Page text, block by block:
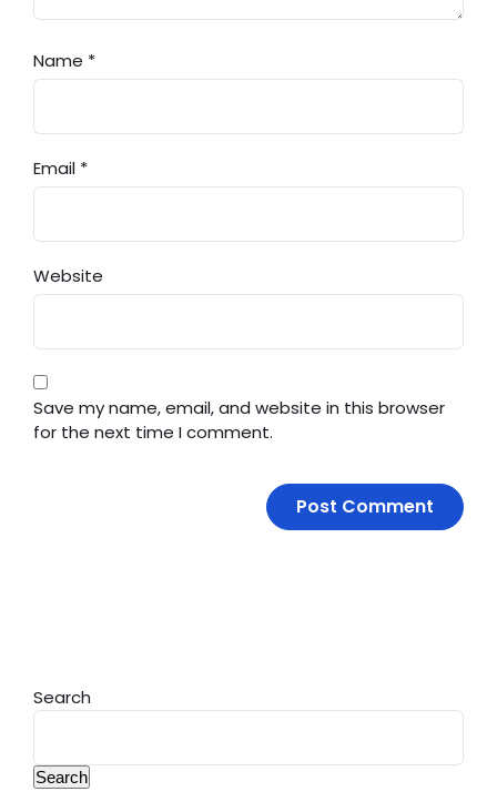
Name *
Email *
Website
Save my name, email, and website in this browser
for the next time I comment.
Search
Search